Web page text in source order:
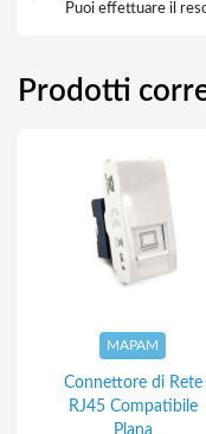
Puoi effettuare il
Prodotti
MAPAM
Connettore di Rete
RJ45 Compatibile
Plana